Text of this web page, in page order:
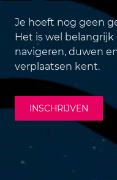
Je hoeft nog geen
Het is wel
navigeren, duwen
verplaatsen kent.
INSCHRIJVEN